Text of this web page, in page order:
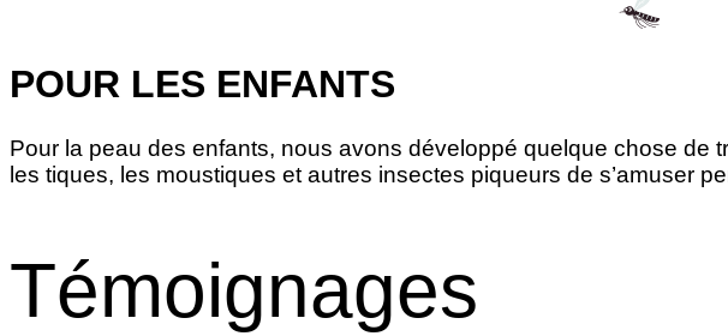
POUR LES ENFANTS
Pour la peau des enfants, nous avons développé quelque chose de
les tiques, les moustiques et autres insectes piqueurs de s’amuser
Témoignages